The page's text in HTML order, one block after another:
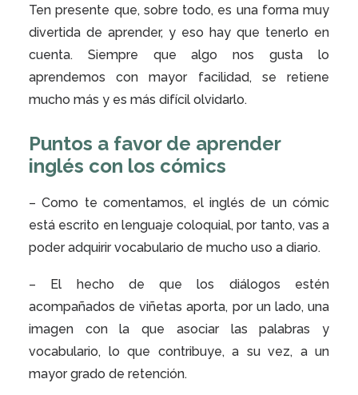
Ten presente que, sobre todo, es una forma muy
divertida de aprender, y eso hay que tenerlo en
cuenta. Siempre que algo nos gusta lo
aprendemos con mayor facilidad, se retiene
mucho más y es más difícil olvidarlo.
Puntos a favor de aprender
inglés con los cómics
– Como te comentamos, el inglés de un cómic
está escrito en lenguaje coloquial, por tanto, vas a
poder adquirir vocabulario de mucho uso a diario.
– El hecho de que los diálogos estén
acompañados de viñetas aporta, por un lado, una
imagen con la que asociar las palabras y
vocabulario, lo que contribuye, a su vez, a un
mayor grado de retención.